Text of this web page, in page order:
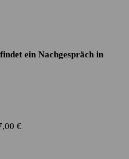
ein Nachgespräch in
€